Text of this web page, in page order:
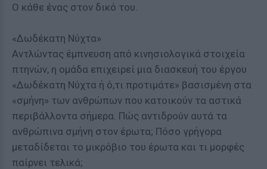
Ο κάθε ένας στον δικό του.
«Δωδέκατη Νύχτα»
Αντλώντας έμπνευση από κινησιολογικά στοιχεία
πτηνών, η ομάδα επιχειρεί μια διασκευή του έργου
«Δωδέκατη Νύχτα ή ό,τι προτιμάτε» βασισμένη στα
«σμήνη» των ανθρώπων που κατοικούν τα αστικά
περιβάλλοντα σήμερα. Πώς αντιδρούν αυτά τα
ανθρώπινα σμήνη στον έρωτα; Πόσο γρήγορα
μεταδίδεται το μικρόβιο του έρωτα και τι μορφές
παίρνει τελικά;